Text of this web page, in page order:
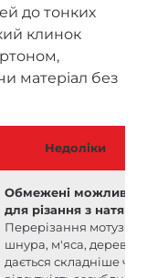
до тонких
клинок
матеріал без
Недоліки
Обмежені
для різання з
Перерізання мотузки,
шнура, м'яса,
дається складніше